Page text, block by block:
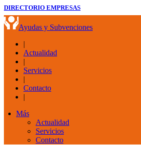
DIRECTORIO EMPRESAS
Ayudas y Subvenciones
|
Actualidad
|
Servicios
|
Contacto
|
Más
Actualidad
Servicios
Contacto